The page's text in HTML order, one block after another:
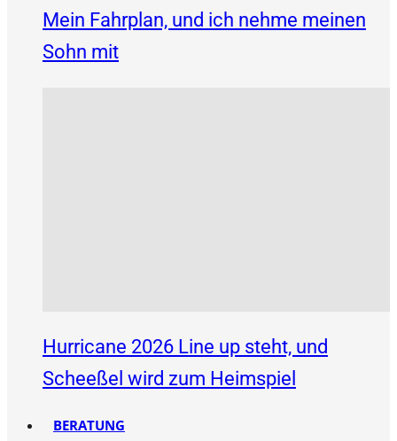
Mein Fahrplan, und ich nehme meinen
Sohn mit
Hurricane 2026 Line up steht, und
Scheeßel wird zum Heimspiel
BERATUNG